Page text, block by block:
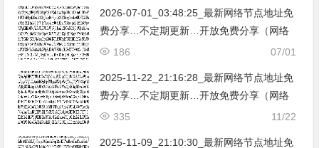
和数量。
2026-07-01_03:48:25_最新网络节点地址免
费分享…不定期更新…开放免费分享（网络
免费节点香港|日本|韩国|新加坡|台湾|马来西
07/01
186
2025-11-22_21:16:28_最新网络节点地址免
费分享…不定期更新…开放免费分享（网络
免费节点香港|日本|韩国|新加坡|台湾|马来西
11/22
335
2025-11-09_21:10:30_最新网络节点地址免